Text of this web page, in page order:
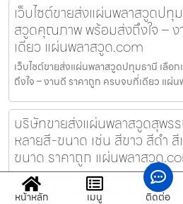
เว็บไซต์ขายส่งแผ่นพลาสวูดปทุ
สวูดคุณภาพ พร้อมส่งถึงใจ –
เดียว แผ่นพลาสวูด.com
เว็บไซต์ขายส่งแผ่นพลาสวูดปทุมธานี เลื
ถึงใจ – งานดี ราคาถูก ครบจบที่เดียว แ
บริษัทขายส่งแผ่นพลาสวูดสุพ
หลายสี-ขนาด เช่น สีขาว สีดำ
ขนาด ราคาถูก แผ่นพลาสวูด
บริษัทขายส่งแผ่นพลาสวูดสุพรรณบุรี แผ่น
ขาว สีดำ สีเทา พร้อมสั่งตัดตามขนาด ราคา
หน้าหลัก เมนู ติดต่อ